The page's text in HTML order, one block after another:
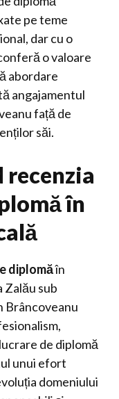
pe teme
dar cu o
o valoare
abordare
angajamentul
față de
săi.
în
diplomăîn
Zalău sub
Brâncoveanu
de diplomă
unui efort
domeniului